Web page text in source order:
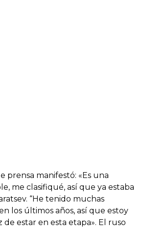
prensa manifestó: «Es una
me clasifiqué, así que ya estaba
“He tenido muchas
los últimos años, así que estoy
de estar en esta etapa». El ruso